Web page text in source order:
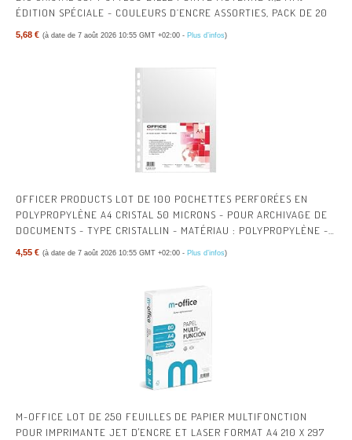
ÉDITION SPÉCIALE - COULEURS D’ENCRE ASSORTIES, PACK DE 20
5,68 € (à date de 7 août 2026 10:55 GMT +02:00 - Plus d’infos)
OFFICER PRODUCTS LOT DE 100 POCHETTES PERFORÉES EN
POLYPROPYLÈNE A4 CRISTAL 50 MICRONS - POUR ARCHIVAGE DE
DOCUMENTS - TYPE CRISTALLIN - MATÉRIAU : POLYPROPYLÈNE -
4,55 € (à date de 7 août 2026 10:55 GMT +02:00 - Plus d’infos)
M-OFFICE LOT DE 250 FEUILLES DE PAPIER MULTIFONCTION
POUR IMPRIMANTE JET D'ENCRE ET LASER FORMAT A4 210 X 297